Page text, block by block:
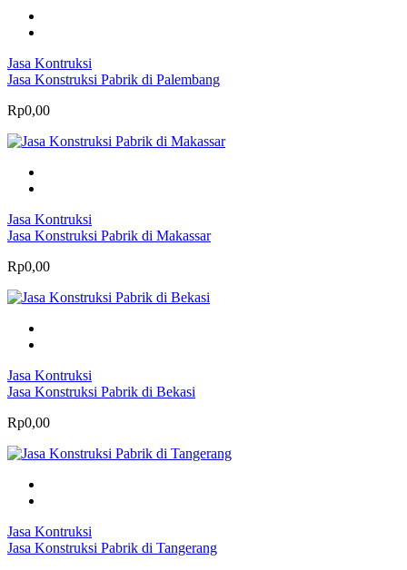
Jasa Kontruksi
Jasa Konstruksi Pabrik di Palembang
Rp0,00
Jasa Kontruksi
Jasa Konstruksi Pabrik di Makassar
Rp0,00
Jasa Kontruksi
Jasa Konstruksi Pabrik di Bekasi
Rp0,00
Jasa Kontruksi
Jasa Konstruksi Pabrik di Tangerang